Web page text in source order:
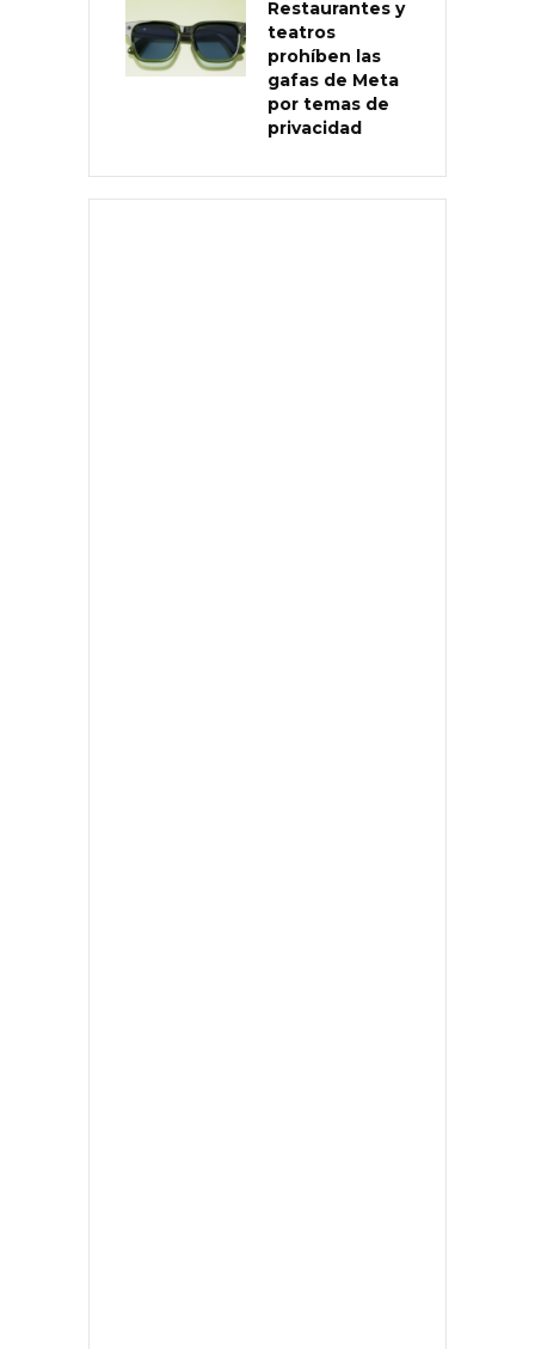
Restaurantes y
teatros
prohíben las
gafas de Meta
por temas de
privacidad